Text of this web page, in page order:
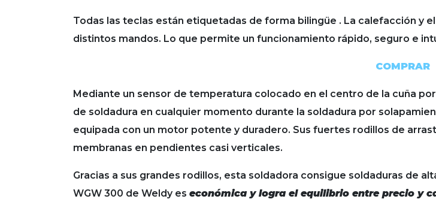
Todas las teclas están etiquetadas de forma bilingüe . La calefacción y
distintos mandos. Lo que permite un funcionamiento rápido, seguro e
COMPRAR
Mediante un sensor de temperatura colocado en el centro de la cuña
de soldadura en cualquier momento durante la soldadura por
equipada con un motor potente y duradero. Sus fuertes rodillos de
membranas en pendientes casi verticales.
Gracias a sus grandes rodillos, esta soldadora consigue soldaduras de
WGW 300 de Weldy es económica y logra el equilibrio entre precio y